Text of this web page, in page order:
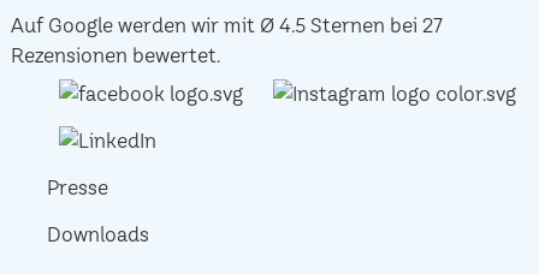
Auf Google werden wir mit Ø 4.5 Sternen bei 27
Rezensionen bewertet.
Presse
Downloads